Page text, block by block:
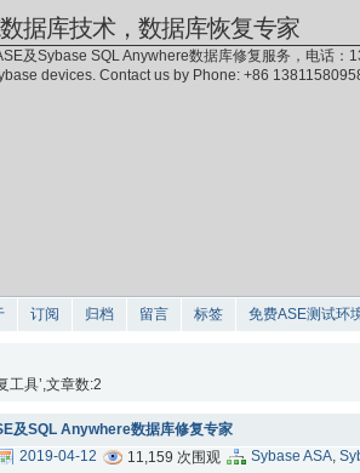
据库技术，数据库恢复专家
及Sybase SQL Anywhere数据库修复服务，电话
devices. Contact us by Phone: +86
订阅 归档 留言 标签 免费ASE测试环
工具’,文章数:2
及SQL Anywhere数据库修复专家
2019-04-12 11,159 次围观 Sybase ASA,